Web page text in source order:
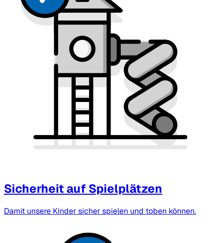
Sicherheit auf Spielplätzen
Damit unsere Kinder sicher spielen und toben können.